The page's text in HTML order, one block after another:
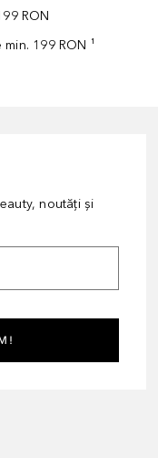
RON
199 RON ¹
noutăți și